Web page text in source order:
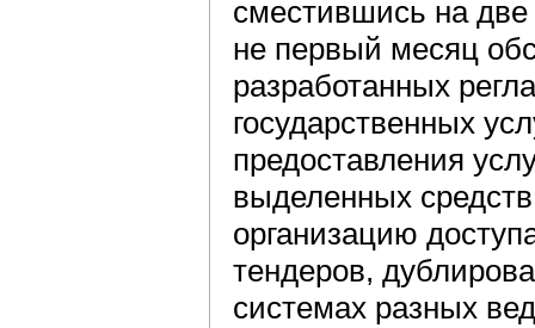
сместившись на две
не первый месяц
разработанных
государственных
предоставления
выделенных
организацию
тендеров,
системах разных